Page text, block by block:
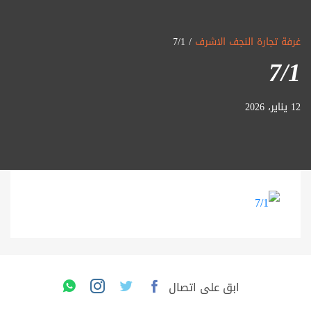
غرفة تجارة النجف الاشرف / 7/1
7/1
12 يناير، 2026
ابق على اتصال